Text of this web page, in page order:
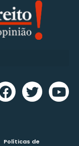
Políticas de